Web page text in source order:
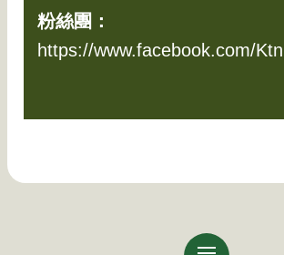
粉絲團：
https://www.facebook.com/